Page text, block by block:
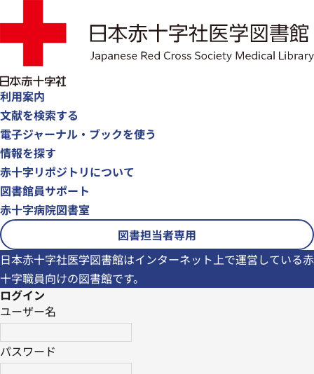
利用案内
文献を検索する
電子ジャーナル・ブックを使う
情報を探す
赤十字リポジトリについて
図書館員サポート
赤十字病院図書室
図書担当者専用
日本赤十字社医学図書館はインターネット上で運営している赤
十字職員向けの図書館です。
ログイン
ユーザー名
パスワード